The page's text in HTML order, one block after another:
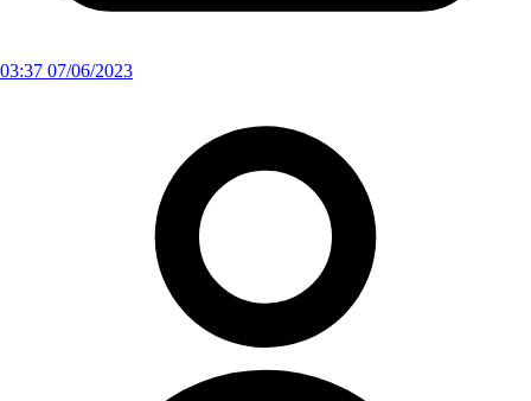
03:37 07/06/2023